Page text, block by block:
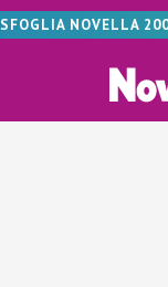
SFOGLIA NOVELLA